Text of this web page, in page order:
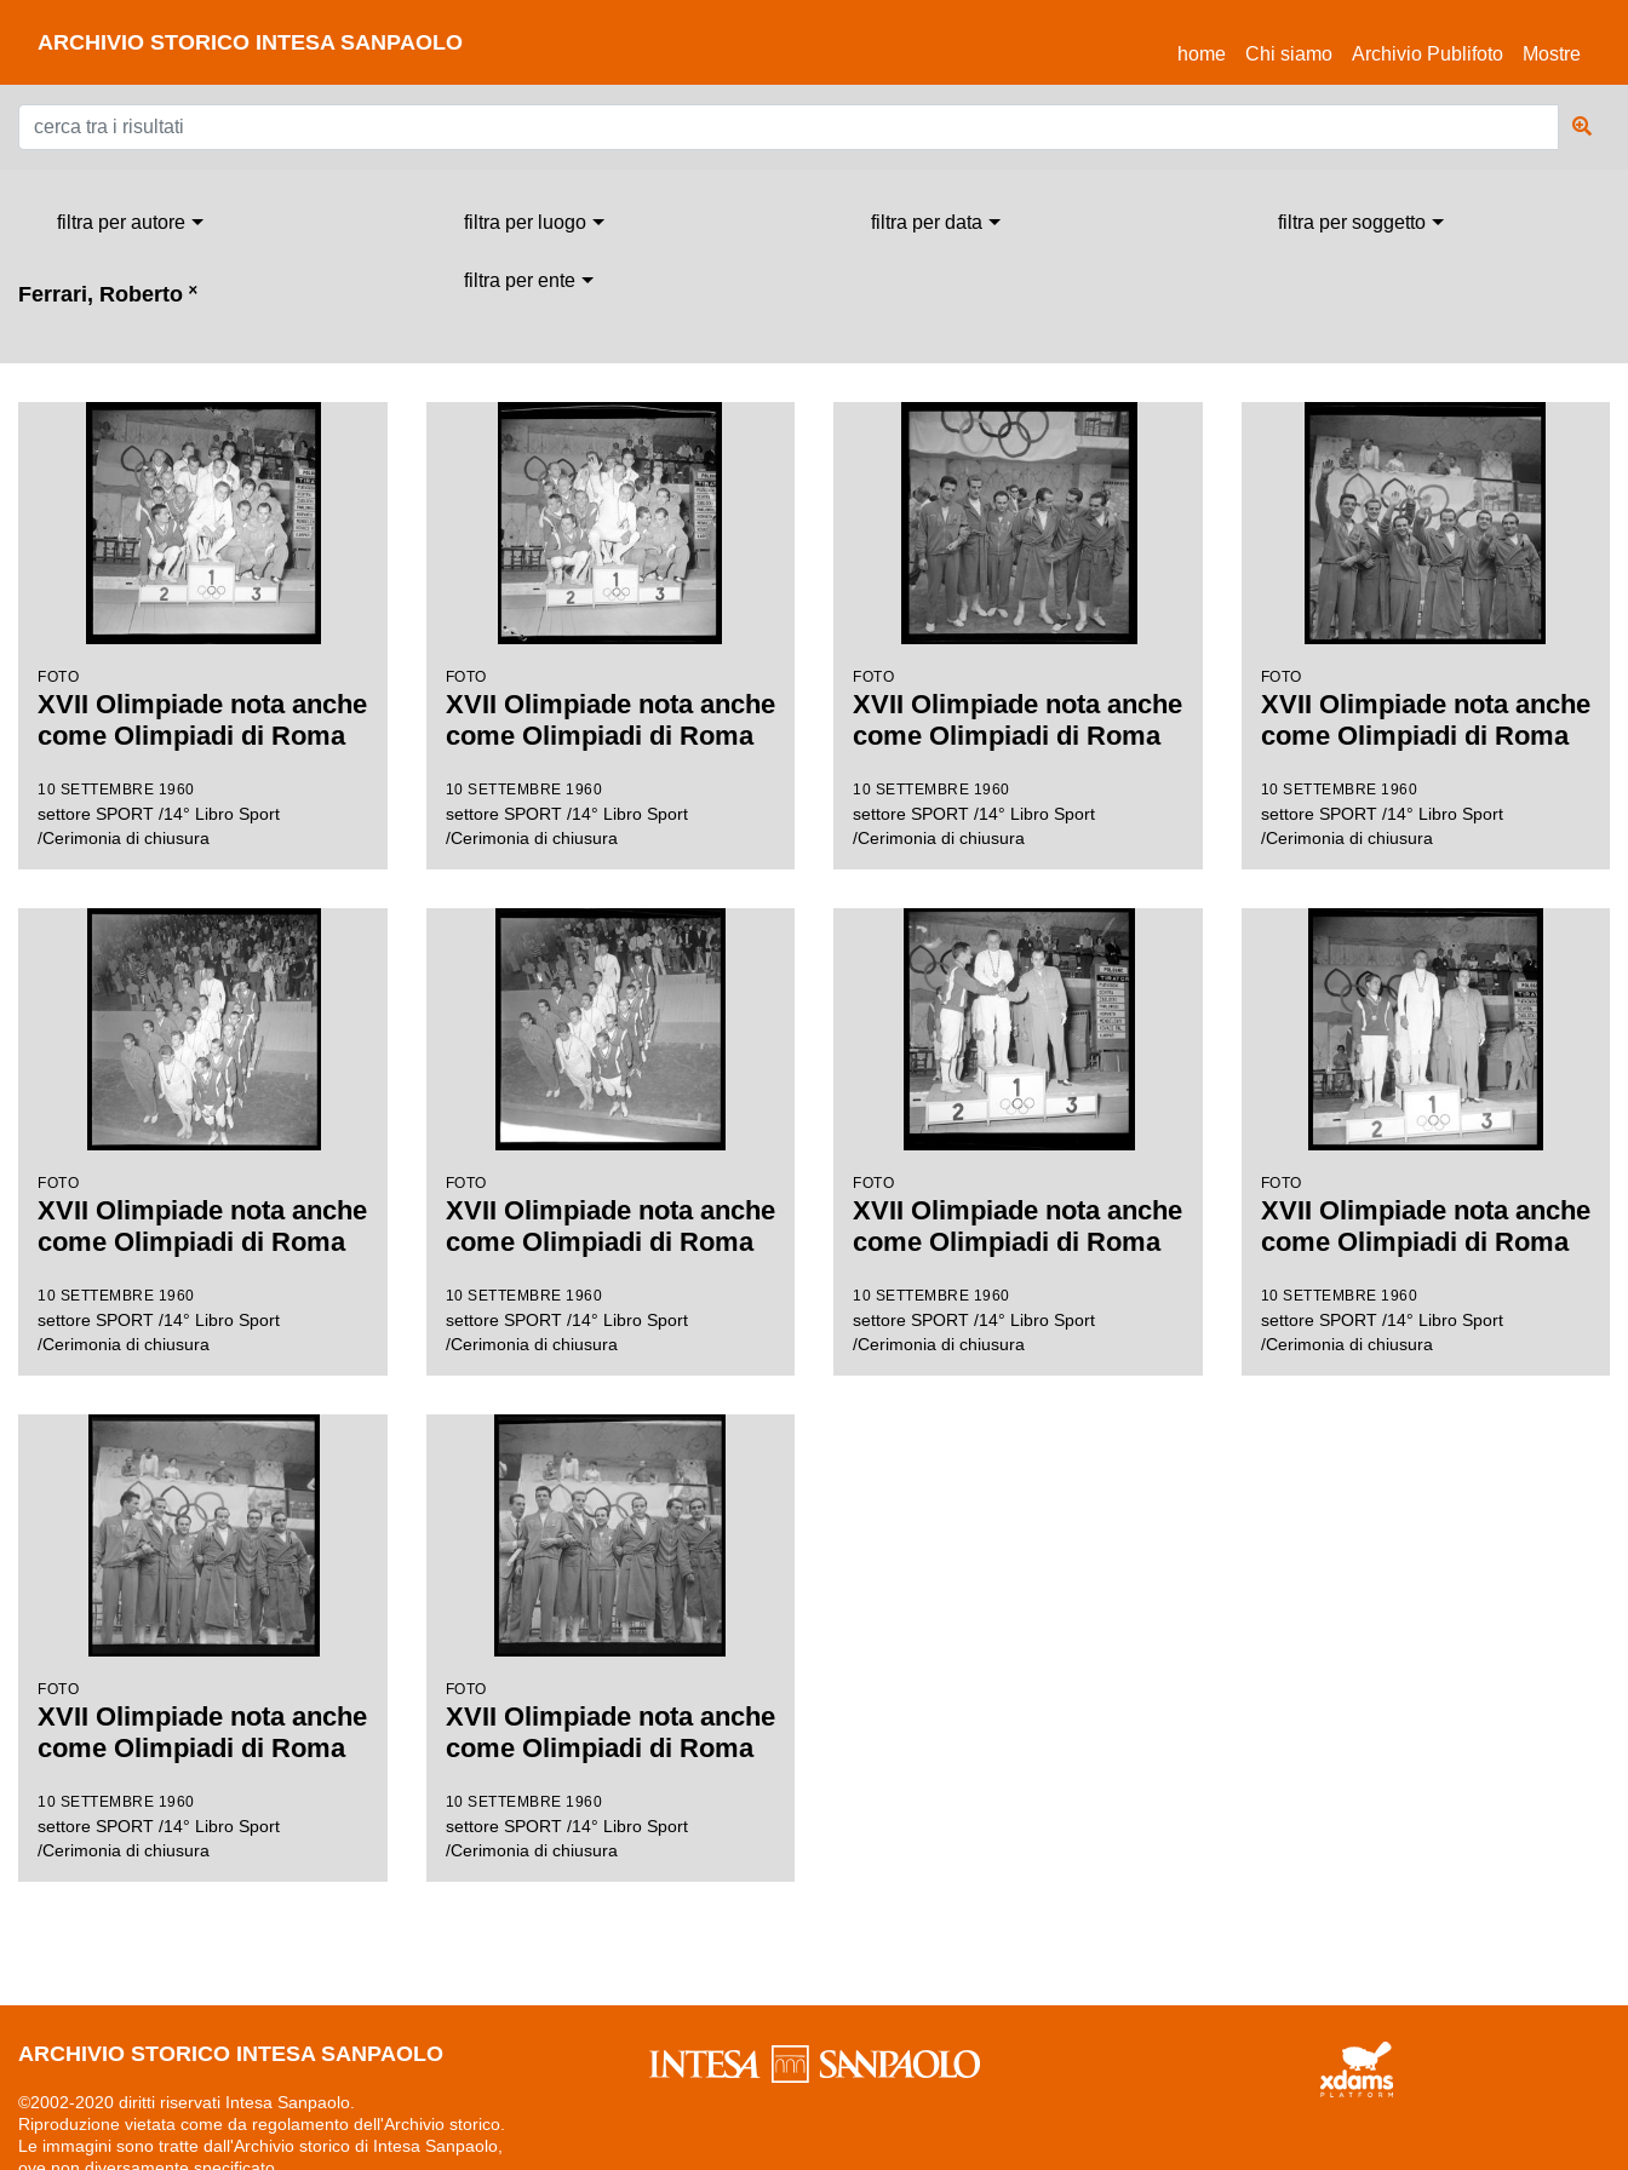
ARCHIVIO STORICO INTESA SANPAOLO home(current)
Chi siamo Archivio Publifoto Mostre
filtra per autore filtra per luogo filtra per data filtra per soggetto
Ferrari, Roberto ˟
filtra per ente
FOTO
XVII Olimpiade nota anche
come Olimpiadi di Roma
10 SETTEMBRE 1960
settore SPORT /14° Libro Sport
/Cerimonia di chiusura
FOTO
XVII Olimpiade nota anche
come Olimpiadi di Roma
10 SETTEMBRE 1960
settore SPORT /14° Libro Sport
/Cerimonia di chiusura
FOTO
XVII Olimpiade nota anche
come Olimpiadi di Roma
10 SETTEMBRE 1960
settore SPORT /14° Libro Sport
/Cerimonia di chiusura
FOTO
XVII Olimpiade nota anche
come Olimpiadi di Roma
10 SETTEMBRE 1960
settore SPORT /14° Libro Sport
/Cerimonia di chiusura
FOTO
XVII Olimpiade nota anche
come Olimpiadi di Roma
10 SETTEMBRE 1960
settore SPORT /14° Libro Sport
/Cerimonia di chiusura
FOTO
XVII Olimpiade nota anche
come Olimpiadi di Roma
10 SETTEMBRE 1960
settore SPORT /14° Libro Sport
/Cerimonia di chiusura
FOTO
XVII Olimpiade nota anche
come Olimpiadi di Roma
10 SETTEMBRE 1960
settore SPORT /14° Libro Sport
/Cerimonia di chiusura
FOTO
XVII Olimpiade nota anche
come Olimpiadi di Roma
10 SETTEMBRE 1960
settore SPORT /14° Libro Sport
/Cerimonia di chiusura
FOTO
XVII Olimpiade nota anche
come Olimpiadi di Roma
10 SETTEMBRE 1960
settore SPORT /14° Libro Sport
/Cerimonia di chiusura
FOTO
XVII Olimpiade nota anche
come Olimpiadi di Roma
10 SETTEMBRE 1960
settore SPORT /14° Libro Sport
/Cerimonia di chiusura
ARCHIVIO STORICO INTESA SANPAOLO
©2002-2020 diritti riservati Intesa Sanpaolo.
Riproduzione vietata come da regolamento dell'Archivio storico.
Le immagini sono tratte dall'Archivio storico di Intesa Sanpaolo,